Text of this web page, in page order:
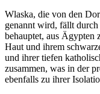
Wlaska, die von den
genannt wird, fällt
behauptet, aus Ägypten
Haut und ihrem
und ihrer tiefen
zusammen, was in der
ebenfalls zu ihrer